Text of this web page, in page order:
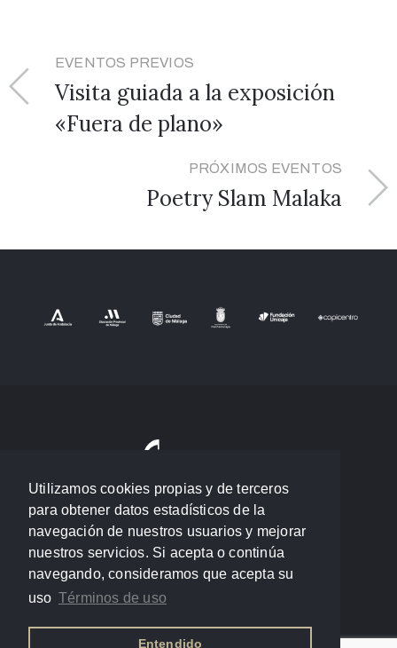
Utilizamos cookies propias y de terceros
para obtener datos estadísticos de la
navegación de nuestros usuarios y mejorar
nuestros servicios. Si acepta o continúa
navegando, consideramos que acepta su
uso Términos de uso
Entendido
EVENTOS PREVIOS
Visita guiada a la exposición
«Fuera de plano»
PRÓXIMOS EVENTOS
Poetry Slam Malaka